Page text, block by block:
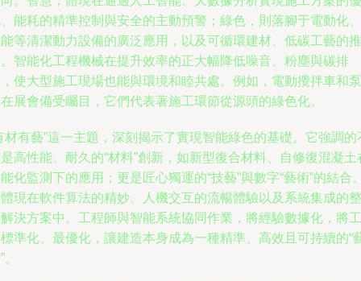
能耗的精準控制與安全的主動預警；綠色，則落腳于電動化、
等清潔動力設備的廣泛應用，以及可循環建材、低碳工藝的推
智能化工程機械在提升效率的正大幅降低噪音、粉塵與碳排
使大型施工現場也能與環境和睦共處。例如，電動攪拌車和泵
展會備受矚目，它們代表著施工環節從源頭的綠色化。
材有藝”這一主題，深刻揭示了實現智能綠色的基礎。它強調的
高性能、耐久的“材料”創新，如新型復合材料、自修復混凝土
化監測下的應用；更是匠心獨運的“技藝”與數字“藝術”的結合
現在軟件算法的精妙、人機交互的流暢體驗以及系統集成的整
決方案中。工程師與智能系統協同作業，將經驗數據化，將工
準化、最優化，讓建造本身成為一種精準、高效且可持續的“